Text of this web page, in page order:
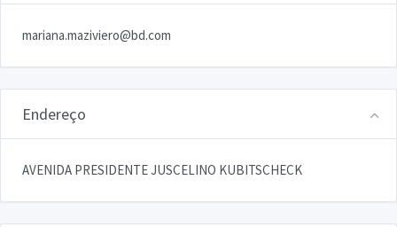
mariana.maziviero@bd.com
Endereço
AVENIDA PRESIDENTE JUSCELINO KUBITSCHECK